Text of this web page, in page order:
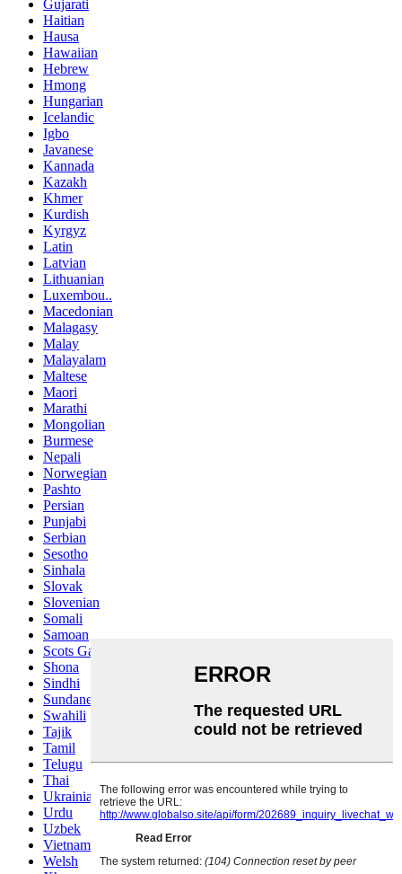
Gujarati
Haitian
Hausa
Hawaiian
Hebrew
Hmong
Hungarian
Icelandic
Igbo
Javanese
Kannada
Kazakh
Khmer
Kurdish
Kyrgyz
Latin
Latvian
Lithuanian
Luxembou..
Macedonian
Malagasy
Malay
Malayalam
Maltese
Maori
Marathi
Mongolian
Burmese
Nepali
Norwegian
Pashto
Persian
Punjabi
Serbian
Sesotho
Sinhala
Slovak
Slovenian
Somali
Samoan
Scots Gaelic
Shona
Sindhi
Sundanese
Swahili
Tajik
Tamil
Telugu
Thai
Ukrainian
Urdu
Uzbek
Vietnamese
Welsh